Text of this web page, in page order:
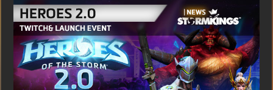
2.0
Launch
Event